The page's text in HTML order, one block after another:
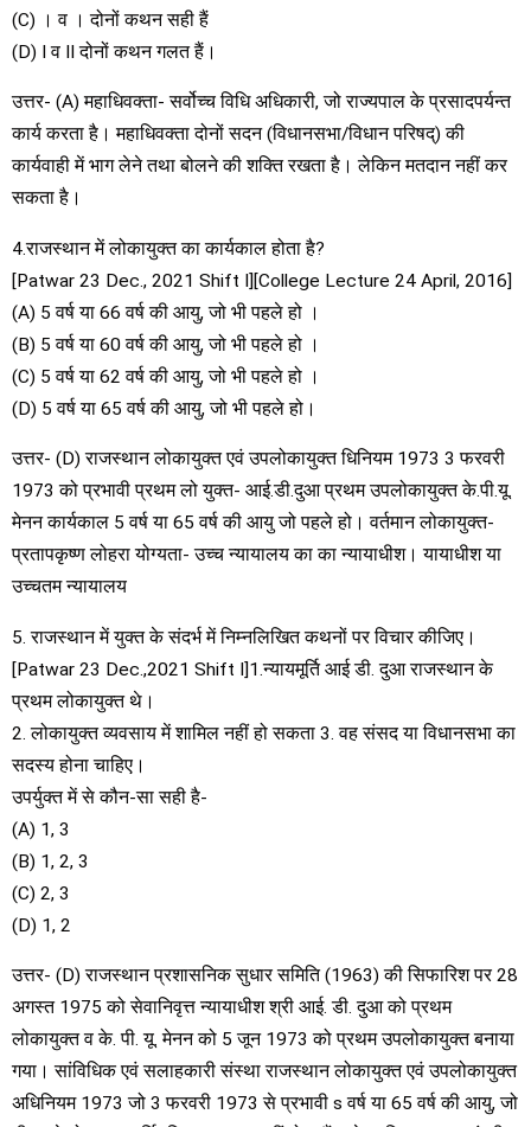
(C) । व । दोनों कथन सही हैं
(D) I व II दोनों कथन गलत हैं।
उत्तर- (A) महाधिवक्ता- सर्वोच्च विधि अधिकारी, जो राज्यपाल के प्रसादपर्यन्त
कार्य करता है। महाधिवक्ता दोनों सदन (विधानसभा/विधान परिषद्) की
कार्यवाही में भाग लेने तथा बोलने की शक्ति रखता है। लेकिन मतदान नहीं कर
सकता है।
4.राजस्थान में लोकायुक्त का कार्यकाल होता है?
[Patwar 23 Dec., 2021 Shift I][College Lecture 24 April, 2016]
(A) 5 वर्ष या 66 वर्ष की आयु, जो भी पहले हो ।
(B) 5 वर्ष या 60 वर्ष की आयु, जो भी पहले हो ।
(C) 5 वर्ष या 62 वर्ष की आयु, जो भी पहले हो ।
(D) 5 वर्ष या 65 वर्ष की आयु, जो भी पहले हो।
उत्तर- (D) राजस्थान लोकायुक्त एवं उपलोकायुक्त धिनियम 1973 3 फरवरी
1973 को प्रभावी प्रथम लो युक्त- आई.डी.दुआ प्रथम उपलोकायुक्त के.पी.यू.
मेनन कार्यकाल 5 वर्ष या 65 वर्ष की आयु जो पहले हो। वर्तमान लोकायुक्त-
प्रतापकृष्ण लोहरा योग्यता- उच्च न्यायालय का का न्यायाधीश। यायाधीश या
उच्चतम न्यायालय
5. राजस्थान में युक्त के संदर्भ में निम्नलिखित कथनों पर विचार कीजिए।
[Patwar 23 Dec.,2021 Shift I]1.न्यायमूर्ति आई डी. दुआ राजस्थान के
प्रथम लोकायुक्त थे।
2. लोकायुक्त व्यवसाय में शामिल नहीं हो सकता 3. वह संसद या विधानसभा का
सदस्य होना चाहिए।
उपर्युक्त में से कौन-सा सही है-
(A) 1, 3
(B) 1, 2, 3
(C) 2, 3
(D) 1, 2
उत्तर- (D) राजस्थान प्रशासनिक सुधार समिति (1963) की सिफारिश पर 28
अगस्त 1975 को सेवानिवृत्त न्यायाधीश श्री आई. डी. दुआ को प्रथम
लोकायुक्त व के. पी. यू. मेनन को 5 जून 1973 को प्रथम उपलोकायुक्त बनाया
गया। सांविधिक एवं सलाहकारी संस्था राजस्थान लोकायुक्त एवं उपलोकायुक्त
अधिनियम 1973 जो 3 फरवरी 1973 से प्रभावी s वर्ष या 65 वर्ष की आयु, जो